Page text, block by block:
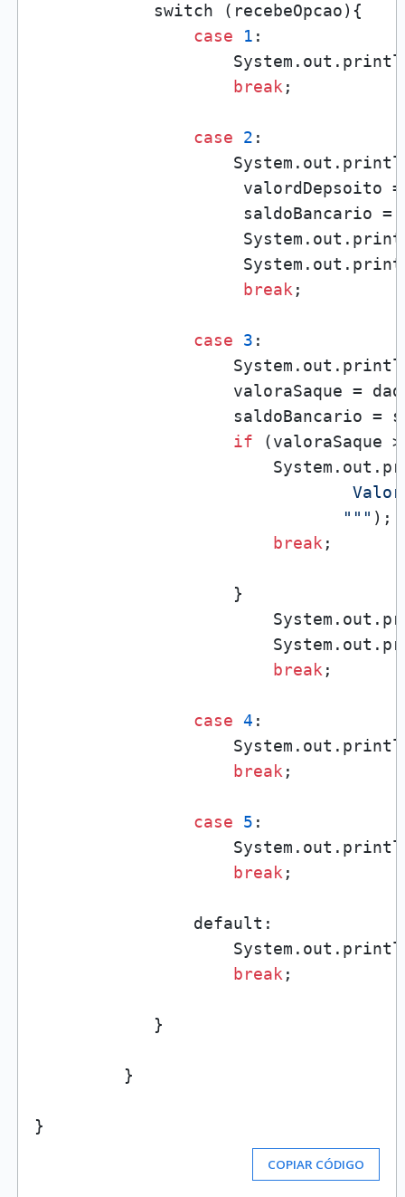
            switch (recebeOpcao){
case
1 :
break ;
case 2 :
valordDepsoito
saldoBancario =
break ;
case 3 :
valoraSaque =
saldoBancario =
if (valoraSaque
                               """
);
break ;
                    }
break ;
case 4 :
break ;
case 5 :
break ;
                default:
break ;
            }
         }
COPIAR CÓDIGO